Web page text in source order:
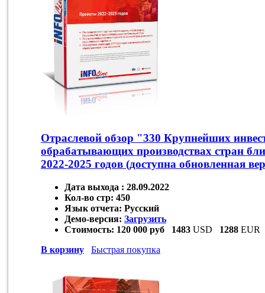
Отраслевой обзор "330 Крупнейших
обрабатывающих производствах стран
2022-2025 годов (доступна обновленная
Дата выхода : 28.09.2022
Кол-во стр: 450
Язык отчета: Русский
Демо-версия: Загрузить
Стоимость: 120 000 руб 1483 USD 1288 EUR
В корзину
Быстрая покупка